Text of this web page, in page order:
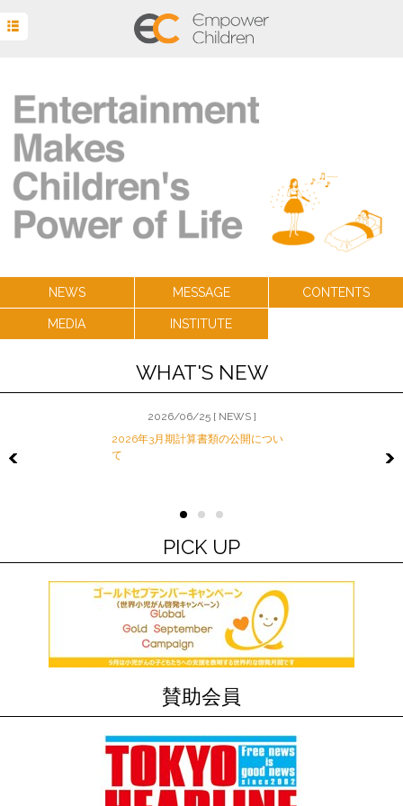
NEWS MESSAGE CONTENTS
MEDIA INSTITUTE
WHAT'S NEW
2026/06/25 [ NEWS ]
2026年3月期計算書類の公開につい
て
PICK UP
賛助会員
CONTENTS
MEDIA
INSTITUTE
INQUIRY